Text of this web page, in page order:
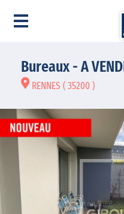
Bureaux - A
RENNES ( 35200 )